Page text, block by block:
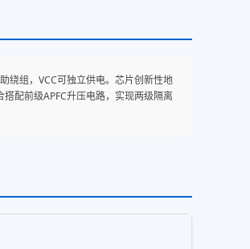
绕组，VCC可独立供电。芯片创新性地
配前级APFC升压电路，实现两级隔离